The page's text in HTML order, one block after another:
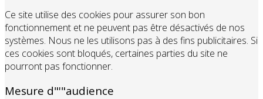
Ce site utilise des cookies pour assurer son bon
fonctionnement et ne peuvent pas être désactivés de nos
systèmes. Nous ne les utilisons pas à des fins publicitaires. Si
ces cookies sont bloqués, certaines parties du site ne
pourront pas fonctionner.
Mesure d"'"audience